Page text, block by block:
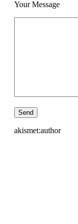
Your Message
akismet:author